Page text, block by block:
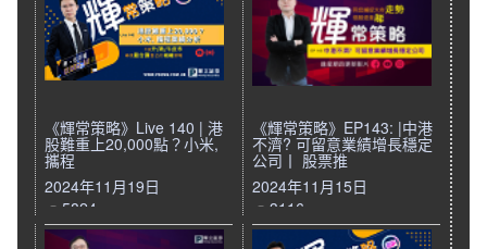
《輝常策略》Live 140 | 港
股難重上20,000點？小米,
攜程
2024年11月19日
5824
《輝常策略》EP143: |中港
不濟? 可留意業績增長穩定
公司丨 股票推
2024年11月15日
3116